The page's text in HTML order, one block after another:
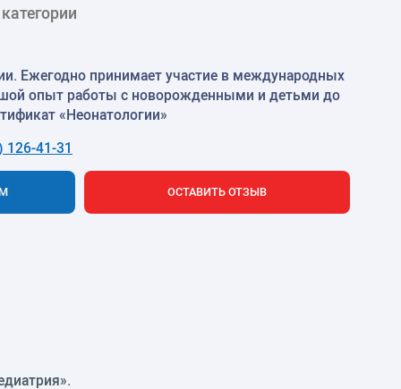
Ежегодно принимает участие в международных
опыт работы с новорожденными и детьми до
«Неонатологии»
126-41-31
ОСТАВИТЬ ОТЗЫВ